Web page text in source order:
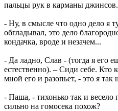
пальцы рук в карманы джинсов.
- Ну, в смысле что одно дело я
обгладывал, это дело
кондачка, вроде и незачем...
- Да ладно, Слав - (тогда я его
естественно). – Сиди себе. Кто
мной его и разопьет, - это я
- Паша, - тихонько так и
сильно на гомосека похож?